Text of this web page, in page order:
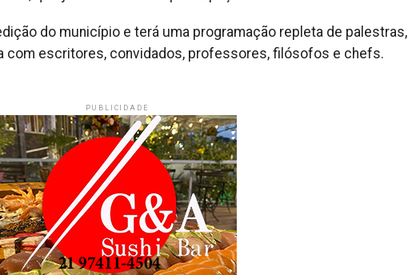
do município e terá uma programação repleta de palestras,
com escritores, convidados, professores, filósofos e chefs.
PUBLICIDADE